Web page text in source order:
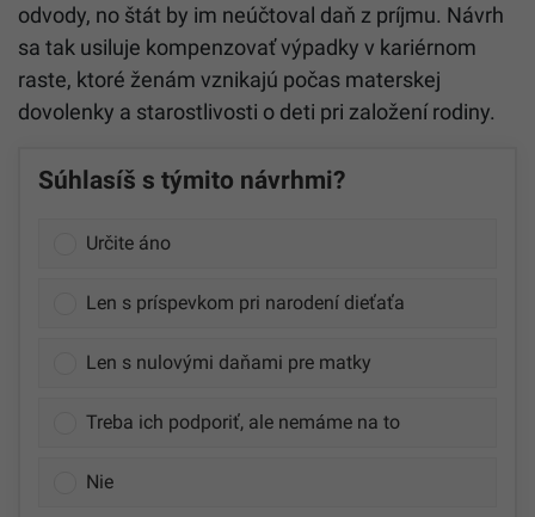
odvody, no štát by im neúčtoval daň z príjmu. Návrh
sa tak usiluje kompenzovať výpadky v kariérnom
raste, ktoré ženám vznikajú počas materskej
dovolenky a starostlivosti o deti pri založení rodiny.
Súhlasíš s týmito návrhmi?
Určite áno
Len s príspevkom pri narodení dieťaťa
Len s nulovými daňami pre matky
Treba ich podporiť, ale nemáme na to
Nie